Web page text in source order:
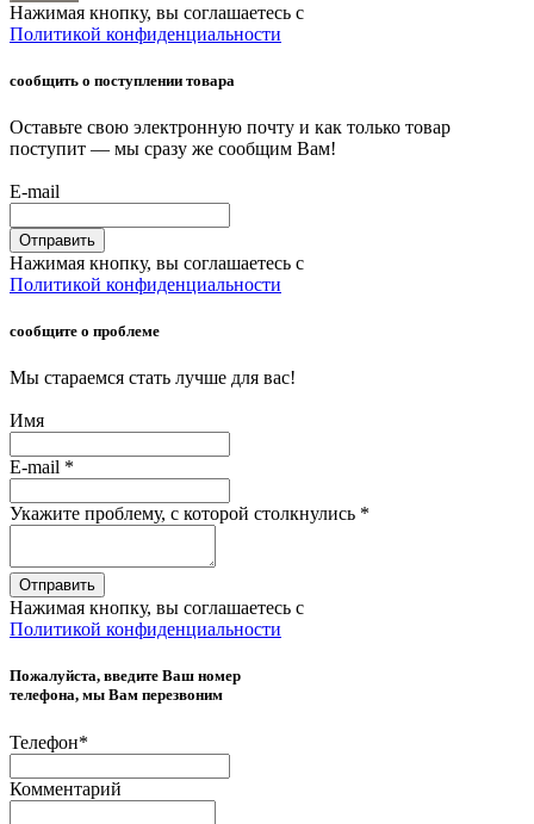
Нажимая кнопку, вы соглашаетесь с
Политикой конфиденциальности
сообщить о поступлении товара
Оставьте свою электронную почту и как только товар
поступит — мы сразу же сообщим Вам!
E-mail
Отправить
Нажимая кнопку, вы соглашаетесь с
Политикой конфиденциальности
сообщите о проблеме
Мы стараемся стать лучше для вас!
Имя
E-mail *
Укажите проблему, с которой столкнулись *
Отправить
Нажимая кнопку, вы соглашаетесь с
Политикой конфиденциальности
Пожалуйста, введите Ваш номер
телефона, мы Вам перезвоним
Телефон*
Комментарий